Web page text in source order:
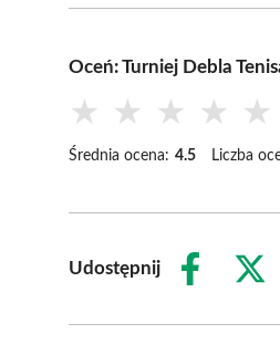
Oceń: Turniej Debla
★ ★ ★ ★ ★
Średnia ocena: 4.5 Liczba
Udostępnij
Share